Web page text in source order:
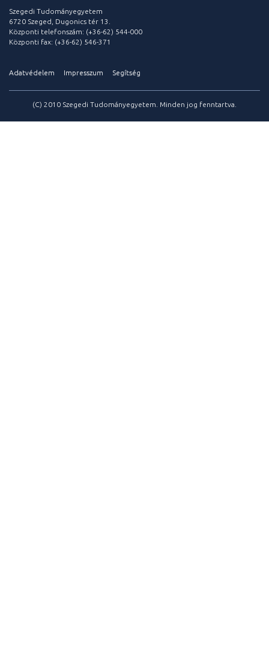
Szegedi Tudományegyetem
6720 Szeged, Dugonics tér 13.
Központi telefonszám: (+36-62) 544-000
Központi fax: (+36-62) 546-371
Adatvédelem Impresszum Segítség
(C) 2010 Szegedi Tudományegyetem. Minden jog fenntartva.